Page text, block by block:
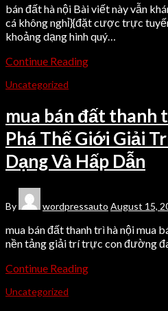
bán đất hà nội Bài viết này vẫn
cá không nghỉ}{đặt cược trực
khoảng dạng hình quý…
Continue Reading
Uncategorized
mua bán đất thanh
Phá Thế Giới Giải
Dạng Và Hấp Dẫn
By wordpressauto August 15,
mua bán đất thanh trì hà nội mua
nền tảng giải trí trực con đường
Continue Reading
Uncategorized